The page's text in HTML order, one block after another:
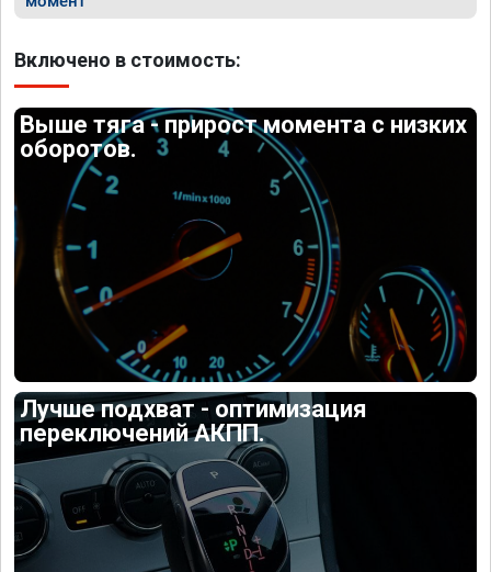
Включено в стоимость:
Выше тяга - прирост момента с низких
оборотов.
Лучше подхват - оптимизация
переключений АКПП.